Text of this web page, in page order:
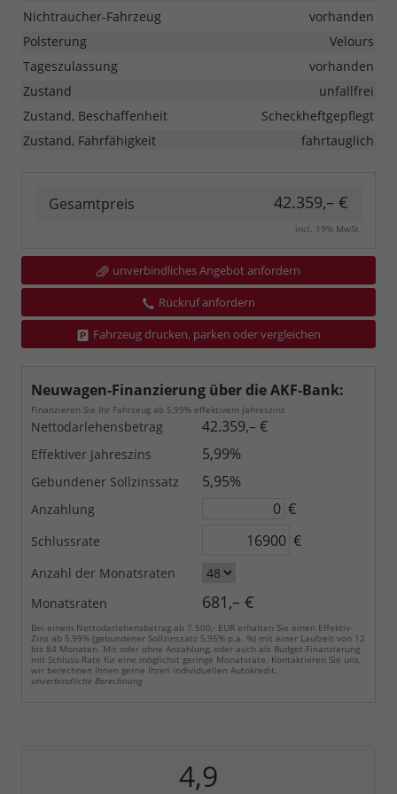
Nichtraucher-Fahrzeug
vorhanden
Polsterung
Velours
Tageszulassung
vorhanden
Zustand
unfallfrei
Zustand, Beschaffenheit
Scheckheftgepflegt
Zustand, Fahrfähigkeit
fahrtauglich
Gesamtpreis 42.359,– €
incl. 19% MwSt.
unverbindliches Angebot anfordern
Rückruf anfordern
Fahrzeug drucken, parken oder vergleichen
Neuwagen-Finanzierung über die AKF-Bank:
Finanzieren Sie Ihr Fahrzeug ab 5,99% effektivem Jahreszins
Nettodarlehensbetrag 42.359,– €
Effektiver Jahreszins 5,99%
Gebundener Sollzinssatz 5,95%
Anzahlung €
Schlussrate €
Anzahl der Monatsraten
Monatsraten
681,– €
Bei einem Nettodarlehensbetrag ab 7.500,- EUR erhalten Sie einen Effektiv-
Zins ab 5,99% (gebundener Sollzinssatz 5,95% p.a. %) mit einer Laufzeit von 12
bis 84 Monaten. Mit oder ohne Anzahlung, oder auch als Budget-Finanzierung
mit Schluss-Rate für eine möglichst geringe Monatsrate. Kontaktieren Sie uns,
wir berechnen Ihnen gerne Ihren individuellen Autokredit.
unverbindliche Berechnung
4,9